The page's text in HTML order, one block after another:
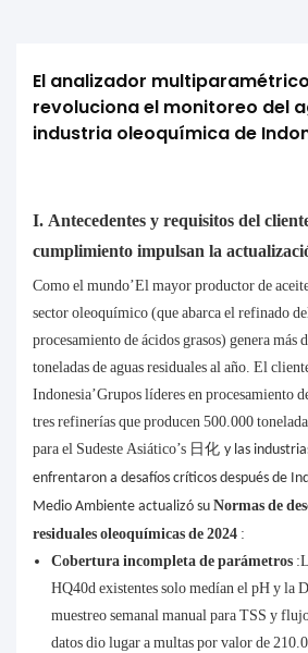
El analizador
revoluciona el monitoreo del
industria oleoquímica de
I. Antecedentes y requisitos del
cumplimiento impulsan la
Como el mundo’El mayor productor de
sector oleoquímico (que abarca el refinado
procesamiento de ácidos grasos) genera más
toneladas de aguas residuales al año. El
Indonesia’Grupos líderes en procesamiento
tres refinerías que producen 500.000
para el Sudeste Asiático’s 日化 y las
enfrentaron a desafíos críticos después de
Medio Ambiente actualizó su Normas de
residuales oleoquímicas de 2024 :
Cobertura incompleta de parámetros
HQ40d existentes solo medían el pH y la
muestreo semanal manual para TSS y
datos dio lugar a multas por valor de